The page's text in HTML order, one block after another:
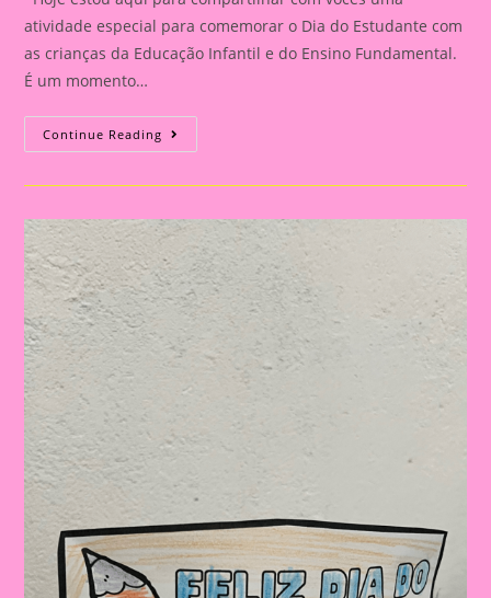
atividade especial para comemorar o Dia do Estudante com
as crianças da Educação Infantil e do Ensino Fundamental.
É um momento…
Continue Reading Modelo
De
Com
Para
Imprimir
E
Realizar
No
Dia
Estudante